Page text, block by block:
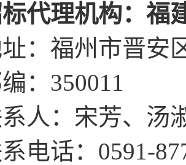
代理机构： 福
： 福州市晋安
： 350011
人： 宋芳、汤
电话： 0591-